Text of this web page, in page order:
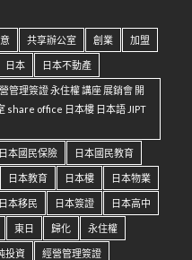
共享辦公室 創業 加盟
日本 日本不動產
管理簽證 永住權 講座 展銷會 開
share office 日本樓 日本語 JIPT
日本國民保險 日本國民教育
日本教育 日本樓 日本物業
日本移民 日本簽證 日本高中
東日 歸化 永住權
投資 經營管理簽證